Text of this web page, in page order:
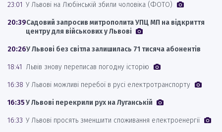
23:01 У Львові на Любінській збили чоловіка (ФОТО)
20:39Садовий запросив митрополита УПЦ МП на відкриття
центру для військових у Львові
20:26У Львові без світла залишилась 71 тисяча абонентів
18:41 Львів знову переписав погодну історію
16:38 У Львові можливі перебої в русі електротранспорту
16:35У Львові перекрили рух на Луганській
16:33 У Львові просять зменшити споживання електроенергії